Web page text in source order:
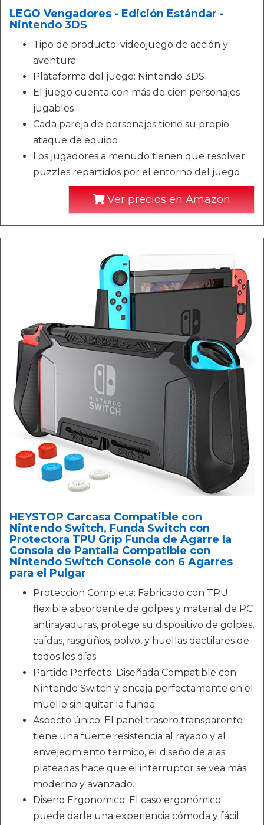
LEGO Vengadores - Edición Estándar -
Nintendo 3DS
Tipo de producto: videojuego de acción y
aventura
Plataforma del juego: Nintendo 3DS
El juego cuenta con más de cien personajes
jugables
Cada pareja de personajes tiene su propio
ataque de equipo
Los jugadores a menudo tienen que resolver
puzzles repartidos por el entorno del juego
Ver precios en Amazon
HEYSTOP Carcasa Compatible con
Nintendo Switch, Funda Switch con
Protectora TPU Grip Funda de Agarre la
Consola de Pantalla Compatible con
Nintendo Switch Console con 6 Agarres
para el Pulgar
Proteccion Completa: Fabricado con TPU
flexible absorbente de golpes y material de PC
antirayaduras, protege su dispositivo de golpes,
caídas, rasguños, polvo, y huellas dactilares de
todos los días.
Partido Perfecto: Diseñada Compatible con
Nintendo Switch y encaja perfectamente en el
muelle sin quitar la funda.
Aspecto único: El panel trasero transparente
tiene una fuerte resistencia al rayado y al
envejecimiento térmico, el diseño de alas
plateadas hace que el interruptor se vea más
moderno y avanzado.
Diseno Ergonomico: El caso ergonómico
puede darle una experiencia cómoda y fácil